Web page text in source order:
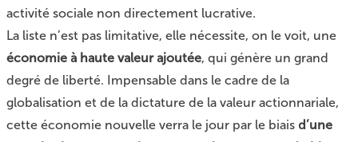
activité sociale non directement lucrative.
La liste n’est pas limitative, elle nécessite, on le voit, une
économie à haute valeur ajoutée, qui génère un grand
degré de liberté. Impensable dans le cadre de la
globalisation et de la dictature de la valeur actionnariale,
cette économie nouvelle verra le jour par le biais d’une